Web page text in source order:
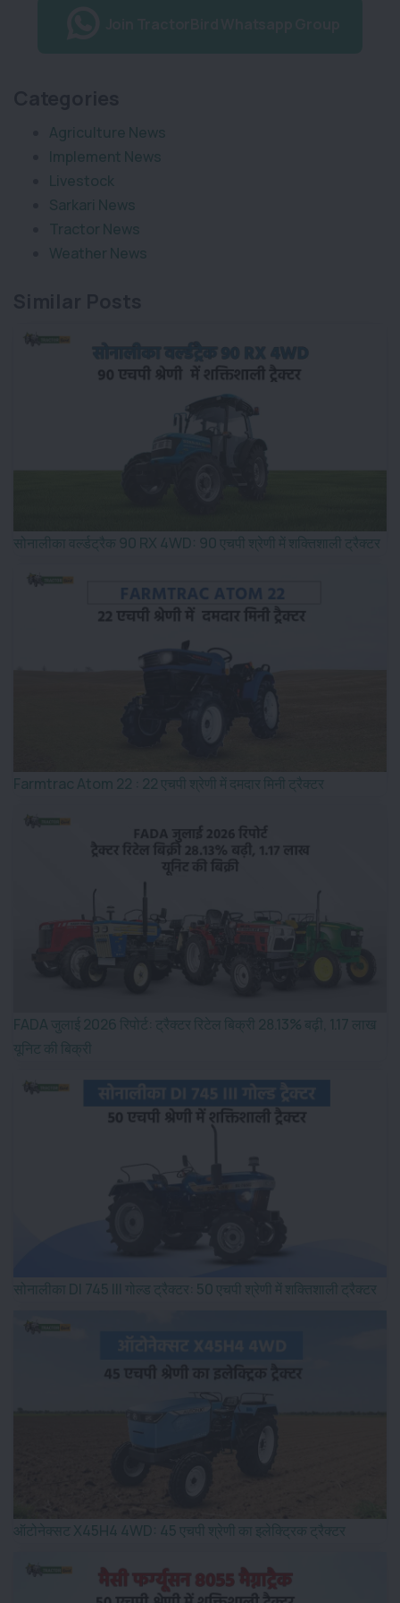
Agriculture News
Implement News
Livestock
Sarkari News
Tractor News
Weather News
सोनालीका वर्ल्डट्रैक 90 RX 4WD: 90 एचपी श्रेणी में शक्तिशाली ट्रैक्टर
Farmtrac Atom 22 : 22 एचपी श्रेणी में दमदार मिनी ट्रैक्टर
FADA जुलाई 2026 रिपोर्ट: ट्रैक्टर रिटेल बिक्री 28.13% बढ़ी, 1.17 लाख
यूनिट की बिक्री
सोनालीका DI 745 III गोल्ड ट्रैक्टर: 50 एचपी श्रेणी में शक्तिशाली ट्रैक्टर
ऑटोनेक्सट X45H4 4WD: 45 एचपी श्रेणी का इलेक्ट्रिक ट्रैक्टर